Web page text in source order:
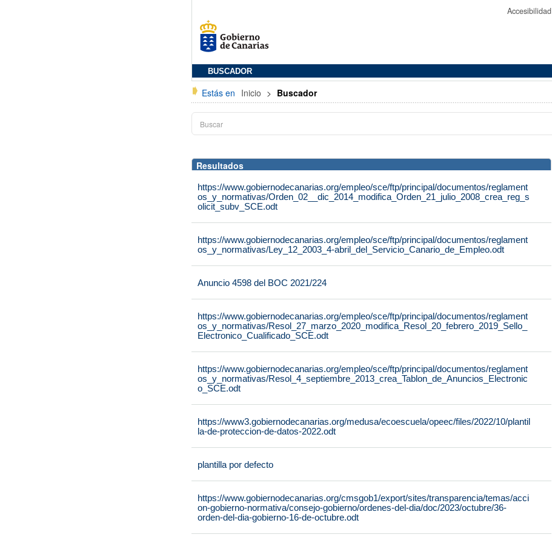
Accesibilidad
BUSCADOR
Estás en Inicio > Buscador
Resultados
https://www.gobiernodecanarias.org/empleo/sce/ftp/principal/documentos/reglament
os_y_normativas/Orden_02__dic_2014_modifica_Orden_21_julio_2008_crea_reg_s
olicit_subv_SCE.odt
https://www.gobiernodecanarias.org/empleo/sce/ftp/principal/documentos/reglament
os_y_normativas/Ley_12_2003_4-abril_del_Servicio_Canario_de_Empleo.odt
Anuncio 4598 del BOC 2021/224
https://www.gobiernodecanarias.org/empleo/sce/ftp/principal/documentos/reglament
os_y_normativas/Resol_27_marzo_2020_modifica_Resol_20_febrero_2019_Sello_
Electronico_Cualificado_SCE.odt
https://www.gobiernodecanarias.org/empleo/sce/ftp/principal/documentos/reglament
os_y_normativas/Resol_4_septiembre_2013_crea_Tablon_de_Anuncios_Electronic
o_SCE.odt
https://www3.gobiernodecanarias.org/medusa/ecoescuela/opeec/files/2022/10/plantil
la-de-proteccion-de-datos-2022.odt
plantilla por defecto
https://www.gobiernodecanarias.org/cmsgob1/export/sites/transparencia/temas/acci
on-gobierno-normativa/consejo-gobierno/ordenes-del-dia/doc/2023/octubre/36-
orden-del-dia-gobierno-16-de-octubre.odt